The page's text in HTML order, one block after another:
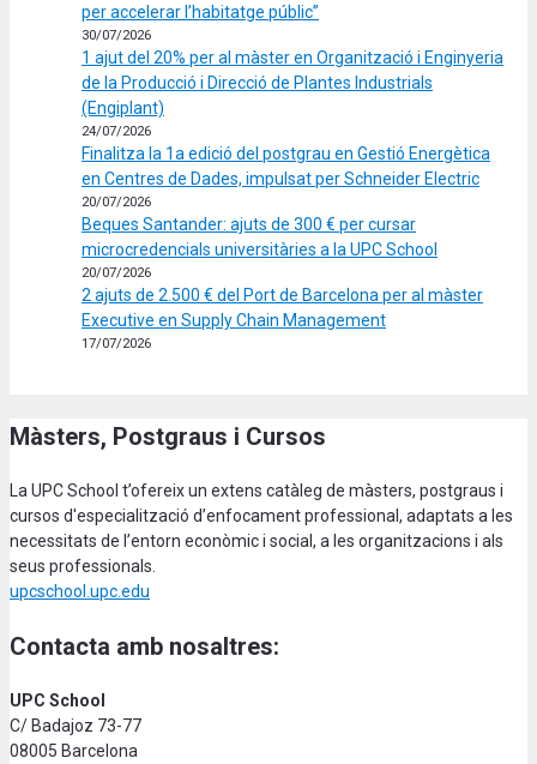
per accelerar l’habitatge públic”
30/07/2026
1 ajut del 20% per al màster en Organització i Enginyeria
de la Producció i Direcció de Plantes Industrials
(Engiplant)
24/07/2026
Finalitza la 1a edició del postgrau en Gestió Energètica
en Centres de Dades, impulsat per Schneider Electric
20/07/2026
Beques Santander: ajuts de 300 € per cursar
microcredencials universitàries a la UPC School
20/07/2026
2 ajuts de 2.500 € del Port de Barcelona per al màster
Executive en Supply Chain Management
17/07/2026
Màsters, Postgraus i Cursos
La UPC School t’ofereix un extens catàleg de màsters, postgraus i
cursos d'especialització d’enfocament professional, adaptats a les
necessitats de l’entorn econòmic i social, a les organitzacions i als
seus professionals.
upcschool.upc.edu
Contacta amb nosaltres:
UPC School
C/ Badajoz 73-77
08005 Barcelona